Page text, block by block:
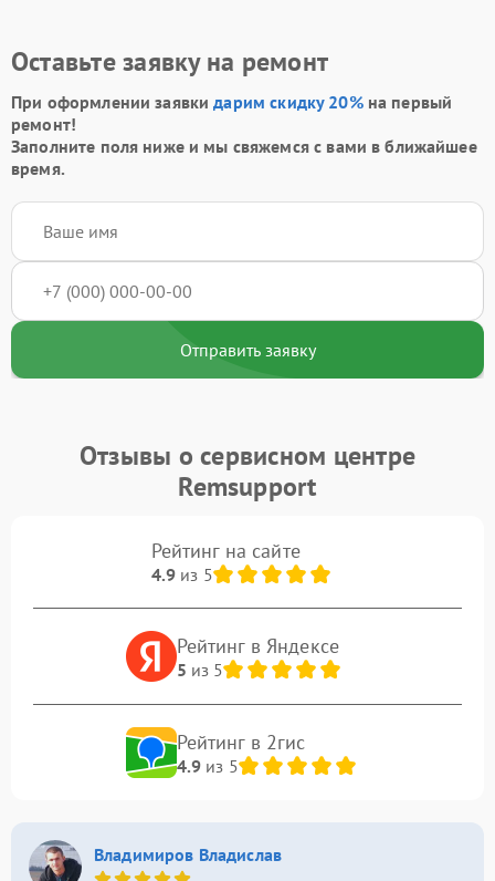
Оставьте заявку на ремонт
При оформлении заявкидарим скидку 20%на первый
ремонт!
Заполните поля ниже и мы свяжемся с вами в ближайшее
время.
Отправить заявку
Отзывы о сервисном центре
Remsupport
Рейтинг на сайте
4.9из 5
Рейтинг в Яндексе
5 из 5
Рейтинг в 2гис
4.9из 5
Владимиров Владислав